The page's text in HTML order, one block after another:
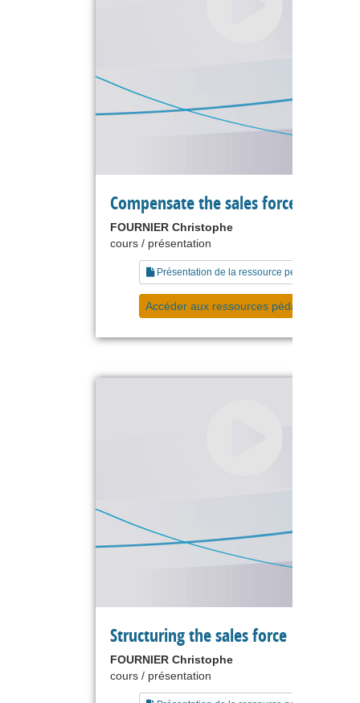
Compensate the sales force
FOURNIER Christophe
cours / présentation
Présentation de la ressource pédagogique
Accéder aux ressources pédagogiques
Structuring the sales force
FOURNIER Christophe
cours / présentation